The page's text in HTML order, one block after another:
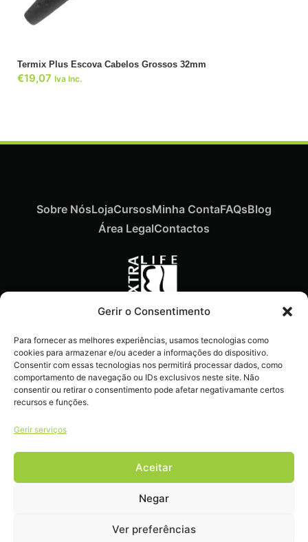
Gerir o Consentimento
Para fornecer as melhores experiências, usamos tecnologias como
cookies para armazenar e/ou aceder a informações do dispositivo.
Consentir com essas tecnologias nos permitirá processar dados, como
comportamento de navegação ou IDs exclusivos neste site. Não
consentir ou retirar o consentimento pode afetar negativamante certos
recursos e funções.
Gerir serviços
Aceitar
Negar
Ver preferências
Termix Plus Escova Cabelos Grossos 32mm
€19,07 Iva Inc.
novidades e dicas
imperdíveis diretamente no
teu e-mail.
Sobre NósLojaCursosMinha ContaFAQsBlog
Área LegalContactos
Livro de reclamações